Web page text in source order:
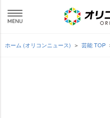
ホーム (オリコンニュース) 芸能 TOP